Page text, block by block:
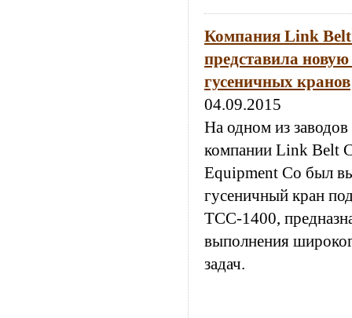
Компания Link Belt
представила
гусеничных кранов
04.09.2015
На одном из
компании Link Belt
Equipment Co был
гусеничный кран
ТСС-1400,
выполнения
задач.